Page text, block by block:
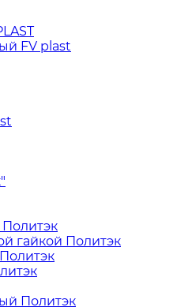
FV plast
гайкой Политэк
Политэк